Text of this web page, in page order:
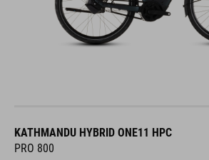
KATHMANDU HYBRID ONE11 HPC
PRO 800